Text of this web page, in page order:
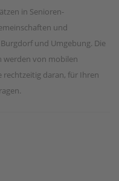
in Senioren-
und
und Umgebung. Die
werden von mobilen
rechtzeitig daran, für Ihren